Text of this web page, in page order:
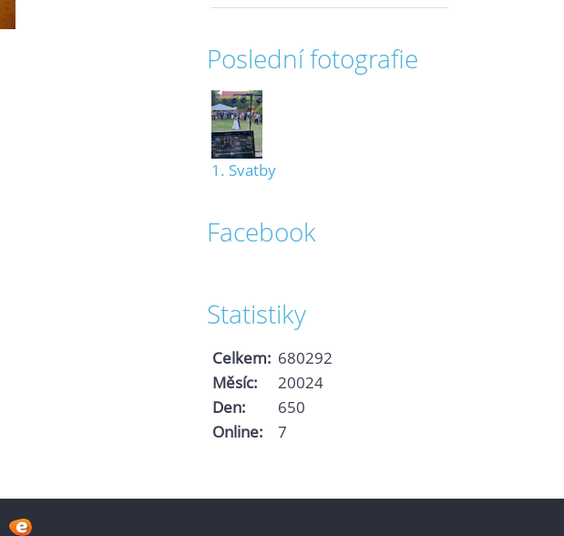
Poslední fotografie
1. Svatby
Facebook
Statistiky
Online: 7
Celkem: 680292
Měsíc:
20024
Den:
650